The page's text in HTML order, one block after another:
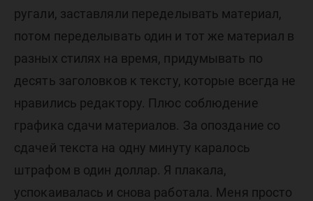
ругали, заставляли переделывать материал,
потом переделывать один и тот же материал в
разных стилях на время, придумывать по
десять заголовков к тексту, которые всегда не
нравились редактору. Плюс соблюдение
графика сдачи материалов. За опоздание со
сдачей текста на одну минуту каралось
штрафом в один доллар. Я плакала,
успокаивалась и снова работала. Меня просто